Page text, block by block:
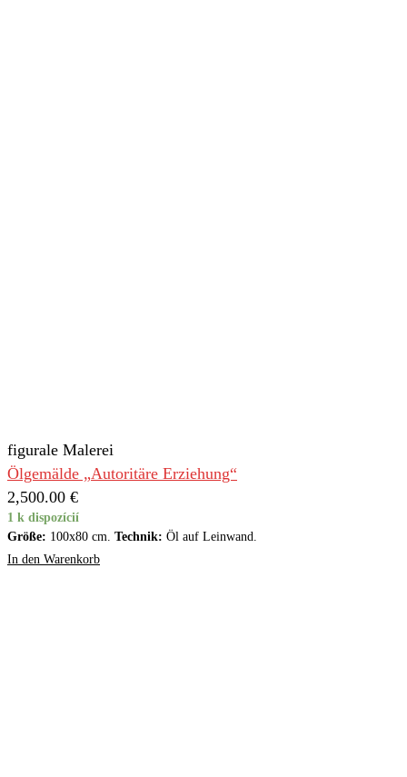
figurale Malerei
Ölgemälde „Autoritäre Erziehung“
2,500.00 €
1 k dispozícií
Größe: 100x80 cm. Technik: Öl auf Leinwand.
In den Warenkorb